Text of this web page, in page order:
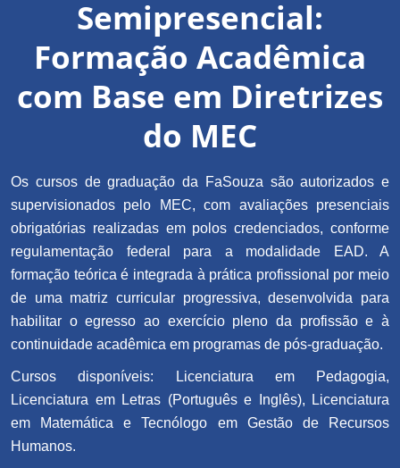
Semipresencial:
Formação Acadêmica
com Base em Diretrizes
do MEC
Os cursos de graduação da FaSouza são autorizados e
supervisionados pelo MEC, com avaliações presenciais
obrigatórias realizadas em polos credenciados, conforme
regulamentação federal para a modalidade EAD. A
formação teórica é integrada à prática profissional por meio
de uma matriz curricular progressiva, desenvolvida para
habilitar o egresso ao exercício pleno da profissão e à
continuidade acadêmica em programas de pós-graduação.
Cursos disponíveis: Licenciatura em Pedagogia,
Licenciatura em Letras (Português e Inglês), Licenciatura
em Matemática e Tecnólogo em Gestão de Recursos
Humanos.